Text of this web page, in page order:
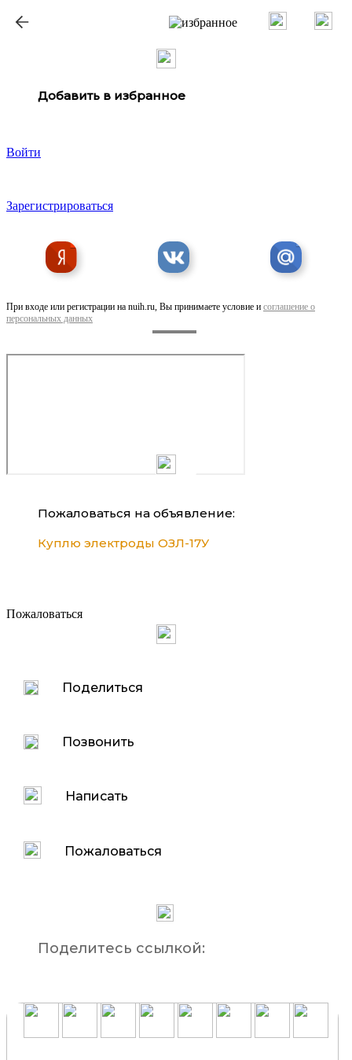
Добавить в избранное
Войти
Зарегистрироваться
При входе или регистрации на nuih.ru, Вы принимаете условие и соглашение о
персональных данных
Пожаловаться на объявление:
Куплю электроды ОЗЛ-17У
Пожаловаться
Поделиться
Позвонить
Написать
Пожаловаться
Поделитесь ссылкой: